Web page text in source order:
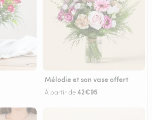
Mélodie et son vase offert
À partir de42€95